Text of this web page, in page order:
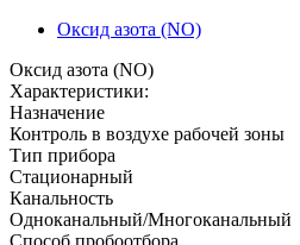
Оксид азота (NO)
Оксид азота (NO)
Характеристики:
Назначение
Контроль в воздухе рабочей зоны
Тип прибора
Стационарный
Канальность
Одноканальный/Многоканальный
Способ пробоотбора